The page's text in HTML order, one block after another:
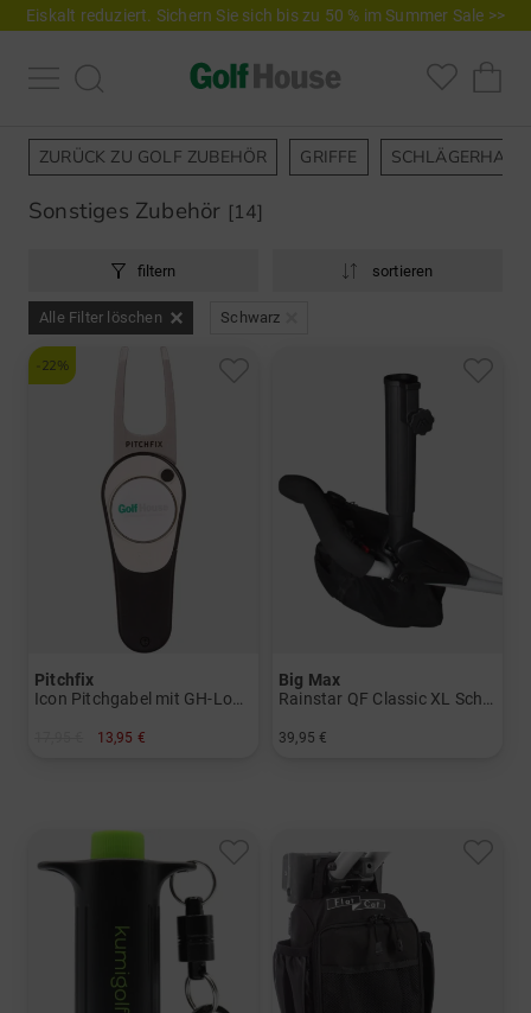
Eiskalt reduziert. Sichern Sie sich bis zu 50 % im Summer Sale >>
ZURÜCK ZU GOLF ZUBEHÖR GRIFFE
Sonstiges Zubehör [14]
filtern sortieren
Alle Filter löschen Schwarz
-22%
Pitchfix
13,95 €
Big Max
39,95 €